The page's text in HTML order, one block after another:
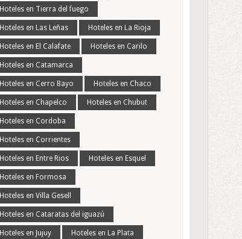
Hoteles en Tierra del fuego
Hoteles en Las Leñas Hoteles en La Rioja
Hoteles en El Calafate Hoteles en Carilo
Hoteles en Catamarca
Hoteles en Cerro Bayo Hoteles en Chaco
Hoteles en Chapelco Hoteles en Chubut
Hoteles en Cordoba
Hoteles en Corrientes
Hoteles en Entre Rios Hoteles en Esquel
Hoteles en Formosa
Hoteles en Villa Gesell
Hoteles en Cataratas del iguazú
Hoteles en Jujuy Hoteles en La Plata